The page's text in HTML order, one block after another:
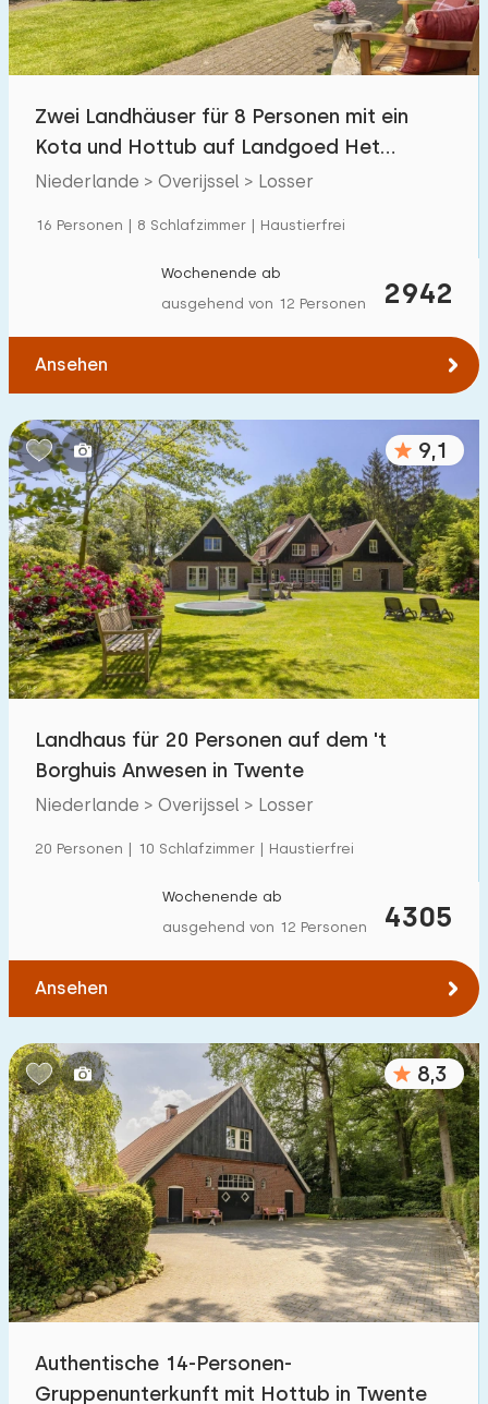
Unterkunft
Im Ferienpark
Einfamilienhaus
Ferienbauernhof
Tiny house
Kinderfreundlich
Kindermöbel 4
Eingezäunter Garten 0
Spielgeräte im Garten 5
Hallenbad 0
Freibad 0
Kinderanimation
Kindereinrichtungen im Park
Zugänglichkeit
Eingeschränkte Mobilität
Rollstuhlgerecht
Hilfsmittel
Zwei Landhäuser für 8 Personen mit ein
Kota und Hottub auf Landgoed Het
Borghuis
Niederlande > Overijssel > Losser
16 Personen | 8 Schlafzimmer | Haustierfrei
2942
Wochenende ab
ausgehend von 12 Personen
Ansehen
9,1
Landhaus für 20 Personen auf dem 't
Borghuis Anwesen in Twente
Niederlande > Overijssel > Losser
20 Personen | 10 Schlafzimmer | Haustierfrei
4305
Wochenende ab
ausgehend von 12 Personen
Ansehen
8,3
Authentische 14-Personen-
Gruppenunterkunft mit Hottub in Twente